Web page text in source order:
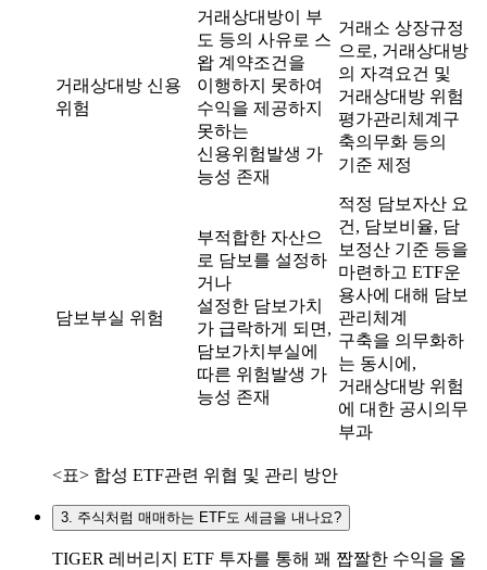
거래상대방 신용
위험
거래상대방이 부
도 등의 사유로 스
왑 계약조건을
이행하지 못하여
수익을 제공하지
못하는
신용위험발생 가
능성 존재
거래소 상장규정
으로, 거래상대방
의 자격요건 및
거래상대방 위험
평가관리체계구
축의무화 등의
기준 제정
담보부실 위험
부적합한 자산으
로 담보를 설정하
거나
설정한 담보가치
가 급락하게 되면,
담보가치부실에
따른 위험발생 가
능성 존재
적정 담보자산 요
건, 담보비율, 담
보정산 기준 등을
마련하고 ETF운
용사에 대해 담보
관리체계
구축을 의무화하
는 동시에,
거래상대방 위험
에 대한 공시의무
부과
<표> 합성 ETF관련 위협 및 관리 방안
3. 주식처럼 매매하는 ETF도 세금을 내나요?
TIGER 레버리지 ETF 투자를 통해 꽤 짭짤한 수익을 올